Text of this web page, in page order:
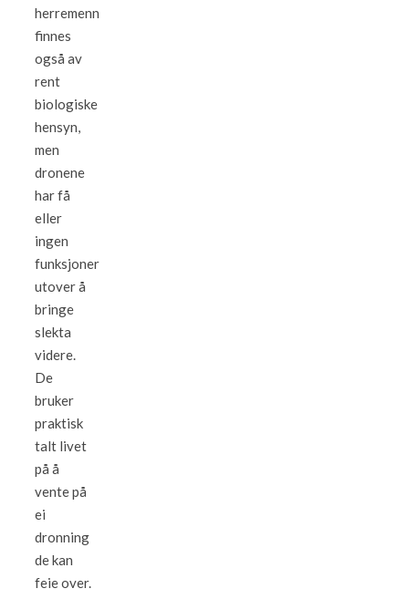
herremenn
finnes
også av
rent
biologiske
hensyn,
men
dronene
har få
eller
ingen
funksjoner
utover å
bringe
slekta
videre.
De
bruker
praktisk
talt livet
på å
vente på
ei
dronning
de kan
feie over.